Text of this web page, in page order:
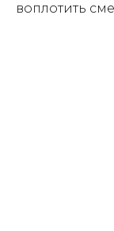
воплотить